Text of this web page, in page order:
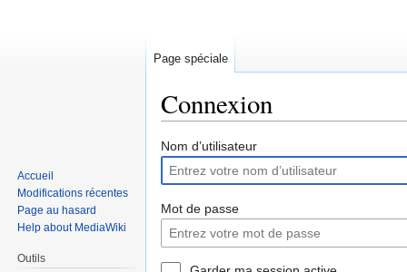
Connexion
Sauter
la
navigation
Sauter
la
recherche
Nom d’utilisateur
Mot de passe
Page spéciale
Accueil
Modifications récentes
Page au hasard
Help about MediaWiki
Outils